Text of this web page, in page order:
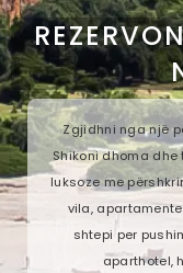
Zgjidhni nga një
Shikoni dhoma
luksoze me
vila,
shtepi per
aparthotel,